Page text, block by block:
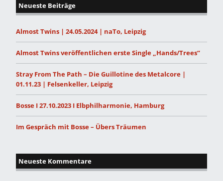
Neueste Beiträge
Almost Twins | 24.05.2024 | naTo, Leipzig
Almost Twins veröffentlichen erste Single „Hands/Trees“
Stray From The Path – Die Guillotine des Metalcore |
01.11.23 | Felsenkeller, Leipzig
Bosse I 27.10.2023 I Elbphilharmonie, Hamburg
Im Gespräch mit Bosse – Übers Träumen
Neueste Kommentare